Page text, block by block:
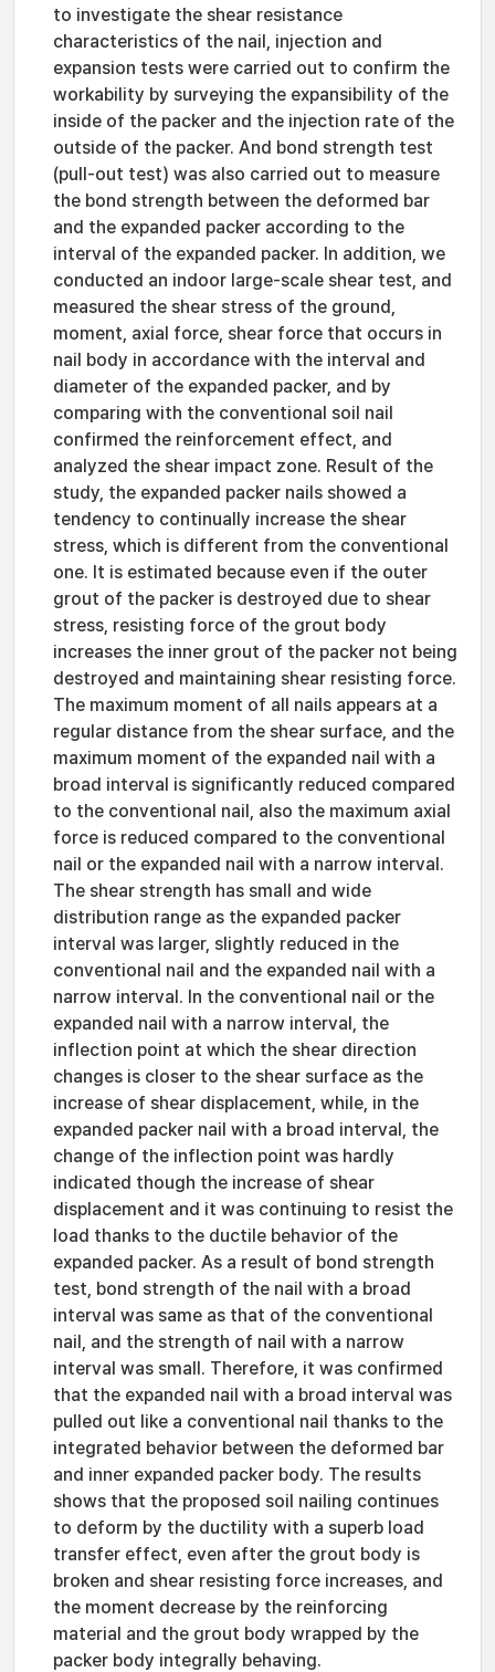
to investigate the shear resistance
characteristics of the nail, injection and
expansion tests were carried out to confirm the
workability by surveying the expansibility of the
inside of the packer and the injection rate of the
outside of the packer. And bond strength test
(pull-out test) was also carried out to measure
the bond strength between the deformed bar
and the expanded packer according to the
interval of the expanded packer. In addition, we
conducted an indoor large-scale shear test, and
measured the shear stress of the ground,
moment, axial force, shear force that occurs in
nail body in accordance with the interval and
diameter of the expanded packer, and by
comparing with the conventional soil nail
confirmed the reinforcement effect, and
analyzed the shear impact zone. Result of the
study, the expanded packer nails showed a
tendency to continually increase the shear
stress, which is different from the conventional
one. It is estimated because even if the outer
grout of the packer is destroyed due to shear
stress, resisting force of the grout body
increases the inner grout of the packer not being
destroyed and maintaining shear resisting force.
The maximum moment of all nails appears at a
regular distance from the shear surface, and the
maximum moment of the expanded nail with a
broad interval is significantly reduced compared
to the conventional nail, also the maximum axial
force is reduced compared to the conventional
nail or the expanded nail with a narrow interval.
The shear strength has small and wide
distribution range as the expanded packer
interval was larger, slightly reduced in the
conventional nail and the expanded nail with a
narrow interval. In the conventional nail or the
expanded nail with a narrow interval, the
inflection point at which the shear direction
changes is closer to the shear surface as the
increase of shear displacement, while, in the
expanded packer nail with a broad interval, the
change of the inflection point was hardly
indicated though the increase of shear
displacement and it was continuing to resist the
load thanks to the ductile behavior of the
expanded packer. As a result of bond strength
test, bond strength of the nail with a broad
interval was same as that of the conventional
nail, and the strength of nail with a narrow
interval was small. Therefore, it was confirmed
that the expanded nail with a broad interval was
pulled out like a conventional nail thanks to the
integrated behavior between the deformed bar
and inner expanded packer body. The results
shows that the proposed soil nailing continues
to deform by the ductility with a superb load
transfer effect, even after the grout body is
broken and shear resisting force increases, and
the moment decrease by the reinforcing
material and the grout body wrapped by the
packer body integrally behaving.